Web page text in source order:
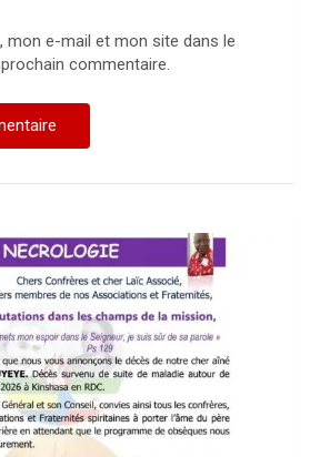
mon e-mail et mon site dans le
commentaire.